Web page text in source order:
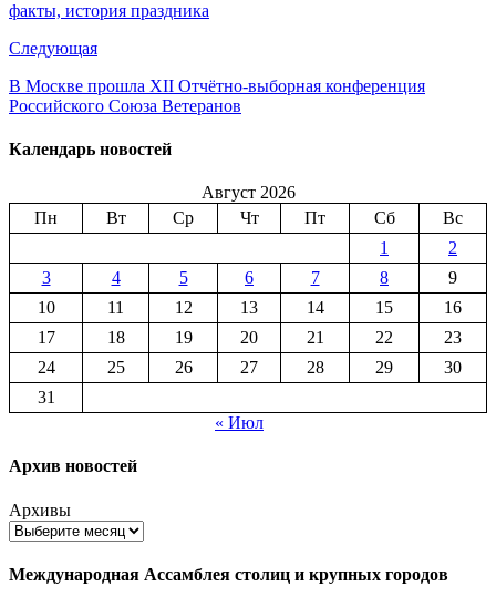
факты, история праздника
Следующая
В Москве прошла XII Отчётно-выборная конференция
Российского Союза Ветеранов
Календарь новостей
Август 2026
Пн
Вт Ср Чт Пт Сб
Вс
1
2
3
4 5 6 7 8
9
10
11 12 13 14 15
16
17
18 19 20 21 22
23
24
25 26 27 28 29
30
31
« Июл
Архив новостей
Архивы
Международная Ассамблея столиц и крупных городов